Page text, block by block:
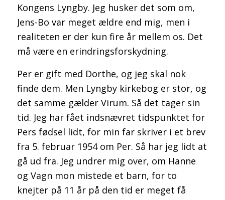
Kongens Lyngby. Jeg husker det som om,
Jens-Bo var meget ældre end mig, men i
realiteten er der kun fire år mellem os. Det
må være en erindringsforskydning.
Per er gift med Dorthe, og jeg skal nok
finde dem. Men Lyngby kirkebog er stor, og
det samme gælder Virum. Så det tager sin
tid. Jeg har fået indsnævret tidspunktet for
Pers fødsel lidt, for min far skriver i et brev
fra 5. februar 1954 om Per. Så har jeg lidt at
gå ud fra. Jeg undrer mig over, om Hanne
og Vagn mon mistede et barn, for to
knejter på 11 år på den tid er meget få